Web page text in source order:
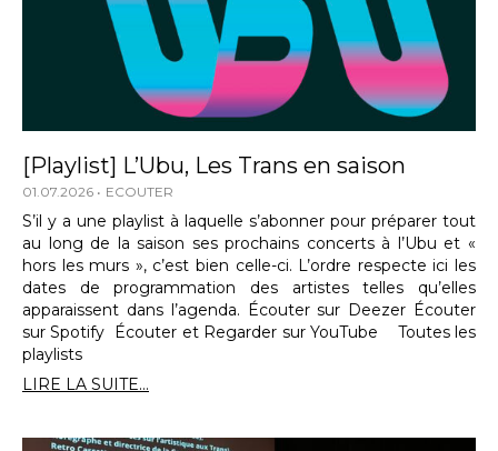
[Playlist] L’Ubu, Les Trans en saison
01.07.2026 ECOUTER
S’il y a une playlist à laquelle s’abonner pour préparer tout
au long de la saison ses prochains concerts à l’Ubu et «
hors les murs », c’est bien celle-ci. L’ordre respecte ici les
dates de programmation des artistes telles qu’elles
apparaissent dans l’agenda. Écouter sur Deezer Écouter
sur Spotify Écouter et Regarder sur YouTube Toutes les
playlists
LIRE LA SUITE...